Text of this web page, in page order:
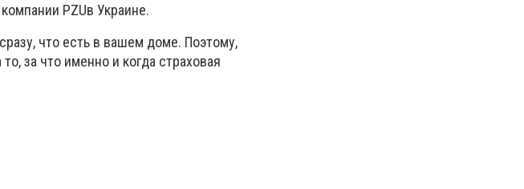
PZUв Украине.
что есть в вашем доме. Поэтому,
за что именно и когда страховая